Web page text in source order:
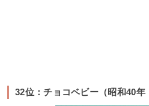
32位：チョコベビー（昭和40年